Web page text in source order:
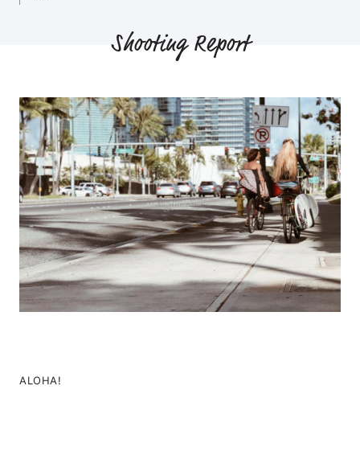
Shooting Report
ALOHA!